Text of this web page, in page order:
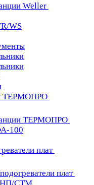
Weller
WS
ТЕРМОПРО
ТЕРМОПРО
100
плат
плат
СТМ